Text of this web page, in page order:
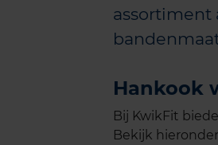
assortiment
Hankook
Bij KwikFit
Bekijk